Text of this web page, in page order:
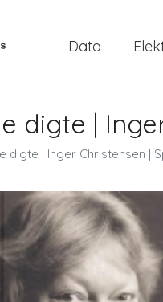
Data
digte |
digte | Inger Christensen |